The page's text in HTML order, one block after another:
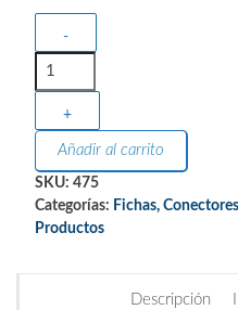
-
+
Añadir al carrito
SKU: 475
Categorías: Fichas,
Productos
Descripción